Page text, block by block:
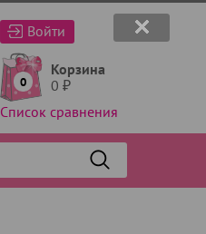
Войти
0
Корзина
0 ₽
Список сравнения